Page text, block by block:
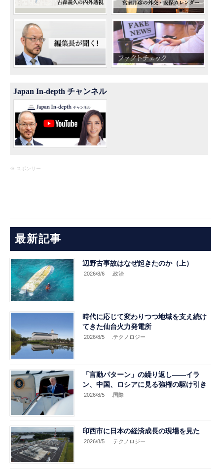
Japan In-depth チャンネル
※ スポンサー
最新記事
辺野古事故はなぜ起きたのか（上）
2026/8/6 .政治
時代に応じて変わりつつ地域を支え続け
てきた仙台火力発電所
2026/8/5 .テクノロジー
「言動パターン」の繰り返し――イラ
ン、中国、ロシアに見る強権の駆け引き
2026/8/5 .国際
印西市に日本の経済成長の現場を見た
2026/8/5 .テクノロジー